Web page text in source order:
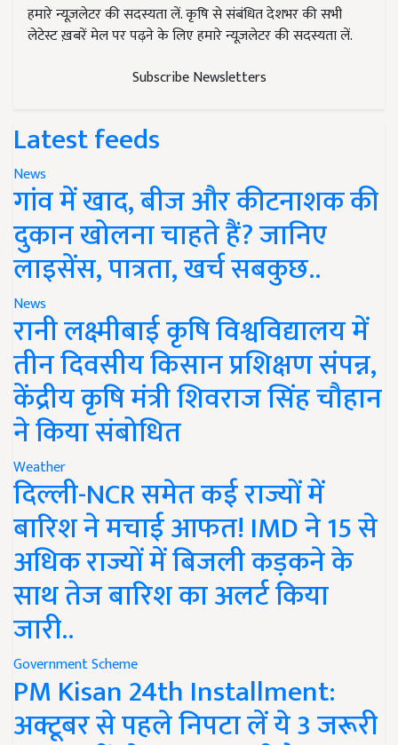
हमारे न्यूज़लेटर की सदस्यता लें. कृषि से संबंधित देशभर की सभी
लेटेस्ट ख़बरें मेल पर पढ़ने के लिए हमारे न्यूज़लेटर की सदस्यता लें.
Subscribe Newsletters
Latest feeds
News
गांव में खाद, बीज और कीटनाशक की
दुकान खोलना चाहते हैं? जानिए
लाइसेंस, पात्रता, खर्च सबकुछ..
News
रानी लक्ष्मीबाई कृषि विश्वविद्यालय में
तीन दिवसीय किसान प्रशिक्षण संपन्न,
केंद्रीय कृषि मंत्री शिवराज सिंह चौहान
ने किया संबोधित
Weather
दिल्ली-NCR समेत कई राज्यों में
बारिश ने मचाई आफत! IMD ने 15 से
अधिक राज्यों में बिजली कड़कने के
साथ तेज बारिश का अलर्ट किया
जारी..
Government Scheme
PM Kisan 24th Installment:
अक्टूबर से पहले निपटा लें ये 3 जरूरी